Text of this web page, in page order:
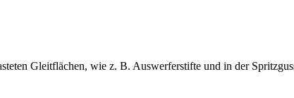
Gleitflächen, wie z. B. Auswerferstifte und in der